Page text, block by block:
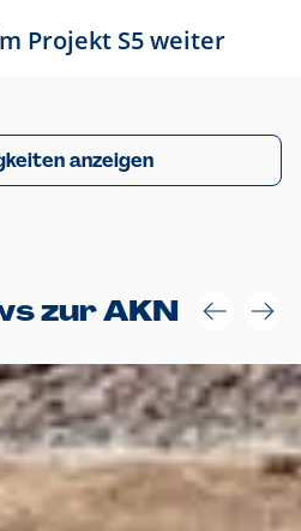
Projekt S5 weiter
anzeigen
zur AKN